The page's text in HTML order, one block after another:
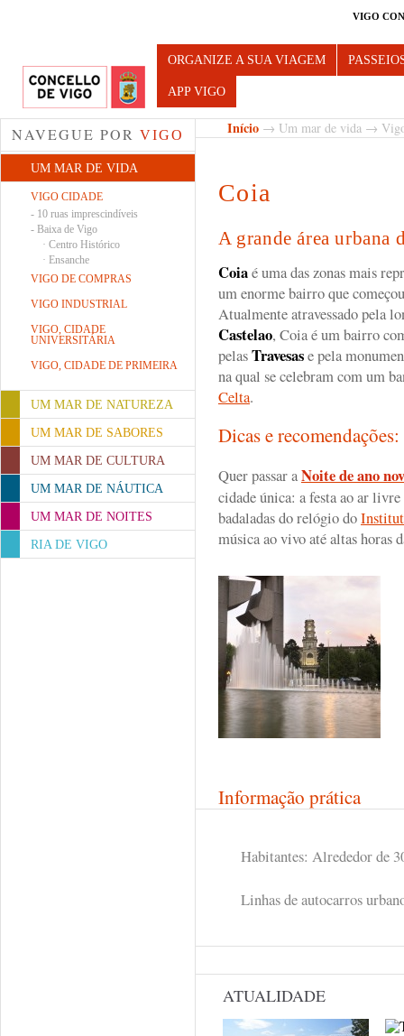
VIGO
Turismo de Vigo
ORGANIZE A SUA VIAGEM
APP VIGO
NAVEGUE POR VIGO
UM MAR DE VIDA
VIGO CIDADE
- 10 ruas imprescindíveis
- Baixa de Vigo
· Centro Histórico
· Ensanche
VIGO DE COMPRAS
VIGO INDUSTRIAL
VIGO, CIDADE
UNIVERSITÁRIA
VIGO, CIDADE DE PRIMEIRA
UM MAR DE NATUREZA
UM MAR DE SABORES
UM MAR DE CULTURA
UM MAR DE NÁUTICA
UM MAR DE NOITES
RIA DE VIGO
Início → Um mar de vida →
Coia
A grande área urbana
Coiaé uma das zonas mais
um enorme bairro que
Atualmente atravessado pela
Castelao, Coia é um bairro
pelasTravesase pela
na qual se celebram com um
Celta.
Dicas e
Quer passar aNoite de ano
cidade única: a festa ao ar
badaladas do relógio do
música ao vivo até altas horas
Informação prática
Habitantes: Alrededor de
Linhas de autocarros
ATUALIDADE